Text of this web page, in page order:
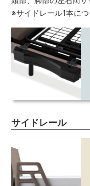
※サイドレール1本に
サイドレール